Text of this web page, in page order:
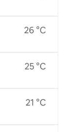
26 °C
25 °C
21 °C